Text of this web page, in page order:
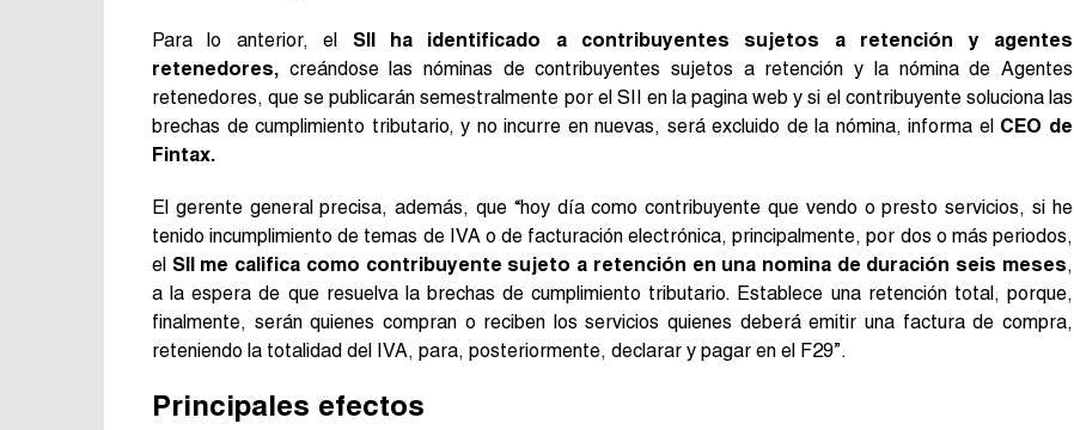
Para lo anterior, el SII ha identificado a contribuyentes sujetos a retención y agentes
retenedores, creándose las nóminas de contribuyentes sujetos a retención y la nómina de Agentes
retenedores, que se publicarán semestralmente por el SII en la pagina web y si el contribuyente soluciona las
brechas de cumplimiento tributario, y no incurre en nuevas, será excluido de la nómina, informa el CEO de
Fintax.
El gerente general precisa, además, que “hoy día como contribuyente que vendo o presto servicios, si he
tenido incumplimiento de temas de IVA o de facturación electrónica, principalmente, por dos o más periodos,
el SII me califica como contribuyente sujeto a retención en una nomina de duración seis meses,
a la espera de que resuelva la brechas de cumplimiento tributario. Establece una retención total, porque,
finalmente, serán quienes compran o reciben los servicios quienes deberá emitir una factura de compra,
reteniendo la totalidad del IVA, para, posteriormente, declarar y pagar en el F29”.
Principales efectos